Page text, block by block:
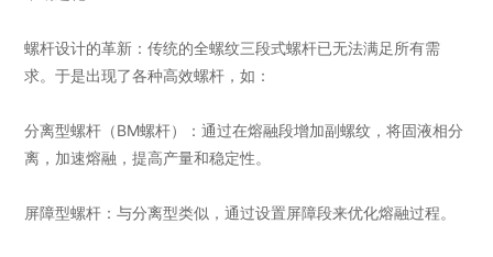
螺杆设计的革新：传统的全螺纹三段式螺杆已无法满足所有需
求。于是出现了各种高效螺杆，如：
分离型螺杆（BM螺杆）：通过在熔融段增加副螺纹，将固液相分
离，加速熔融，提高产量和稳定性。
屏障型螺杆：与分离型类似，通过设置屏障段来优化熔融过程。